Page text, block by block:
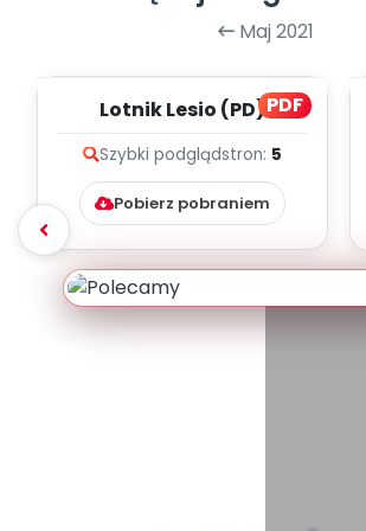
Maj 2021
PDF
Lotnik Lesio (PD)
Szybki podglądstron: 5
Pobierz pobraniem